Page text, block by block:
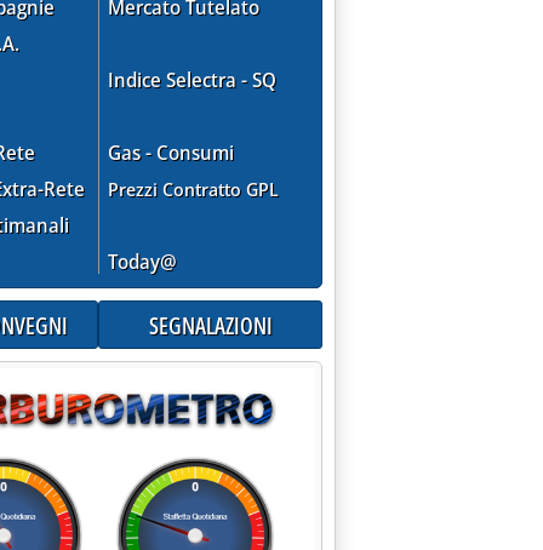
Rete
Mercato Tutelato
Indice Selectra - SQ
Gas - Consumi
Prezzi Contratto GPL
Today@
SEGNALAZIONI